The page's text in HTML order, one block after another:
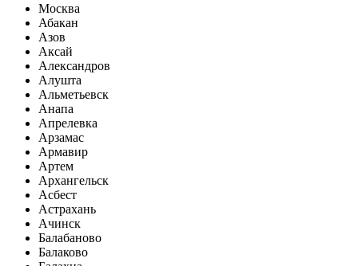
Москва
Абакан
Азов
Аксай
Александров
Алушта
Альметьевск
Анапа
Апрелевка
Арзамас
Армавир
Артем
Архангельск
Асбест
Астрахань
Ачинск
Балабаново
Балаково